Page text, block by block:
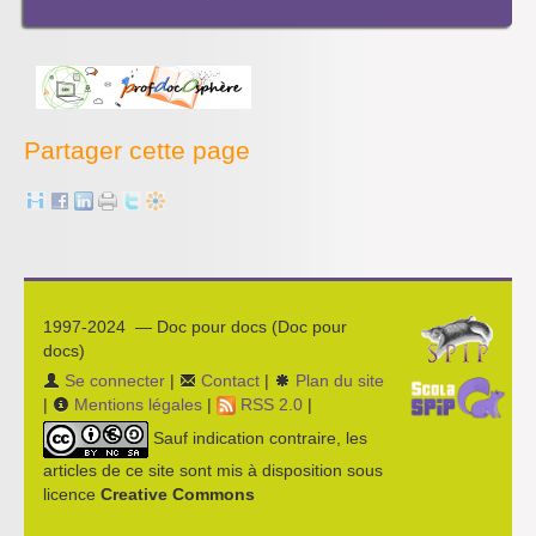
Enseigner la presse écrite
L’économie des médias
Partager cette page
1997-2024 — Doc pour docs (Doc pour
docs)
Se connecter | Contact |
Plan du site
|
Mentions légales | RSS 2.0 |
Sauf indication contraire, les
articles de ce site sont mis à disposition sous
licenceCreative Commons